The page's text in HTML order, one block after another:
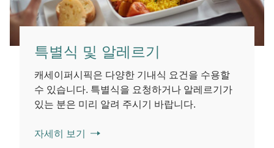
특별식 및 알레르기
캐세이퍼시픽은 다양한 기내식 요건을 수용할
수 있습니다. 특별식을 요청하거나 알레르기가
있는 분은 미리 알려 주시기 바랍니다.
자세히 보기